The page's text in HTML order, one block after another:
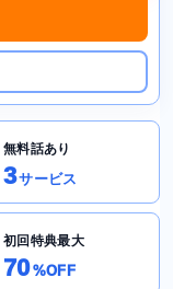
無料話あり
3サービス
初回特典最大
70%OFF